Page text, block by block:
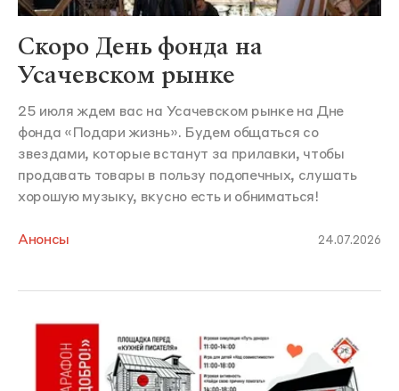
Скоро День фонда на
Усачевском рынке
25 июля ждем вас на Усачевском рынке на Дне
фонда «Подари жизнь». Будем общаться со
звездами, которые встанут за прилавки, чтобы
продавать товары в пользу подопечных, слушать
хорошую музыку, вкусно есть и обниматься!
Анонсы 24.07.2026